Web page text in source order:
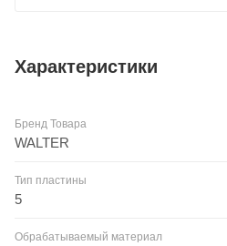
Характеристики
Бренд Товара
WALTER
Тип пластины
5
Обрабатываемый материал